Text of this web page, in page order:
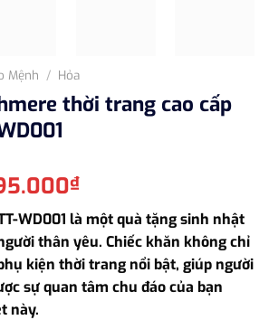
Mệnh / Hỏa
thời trang cao cấp
₫Giá
hiện
tại
là:
595.000₫.
WD001 là một quà tặng sinh nhật
thân yêu. Chiếc khăn không chỉ
kiện thời trang nổi bật, giúp người
sự quan tâm chu đáo của bạn
này.